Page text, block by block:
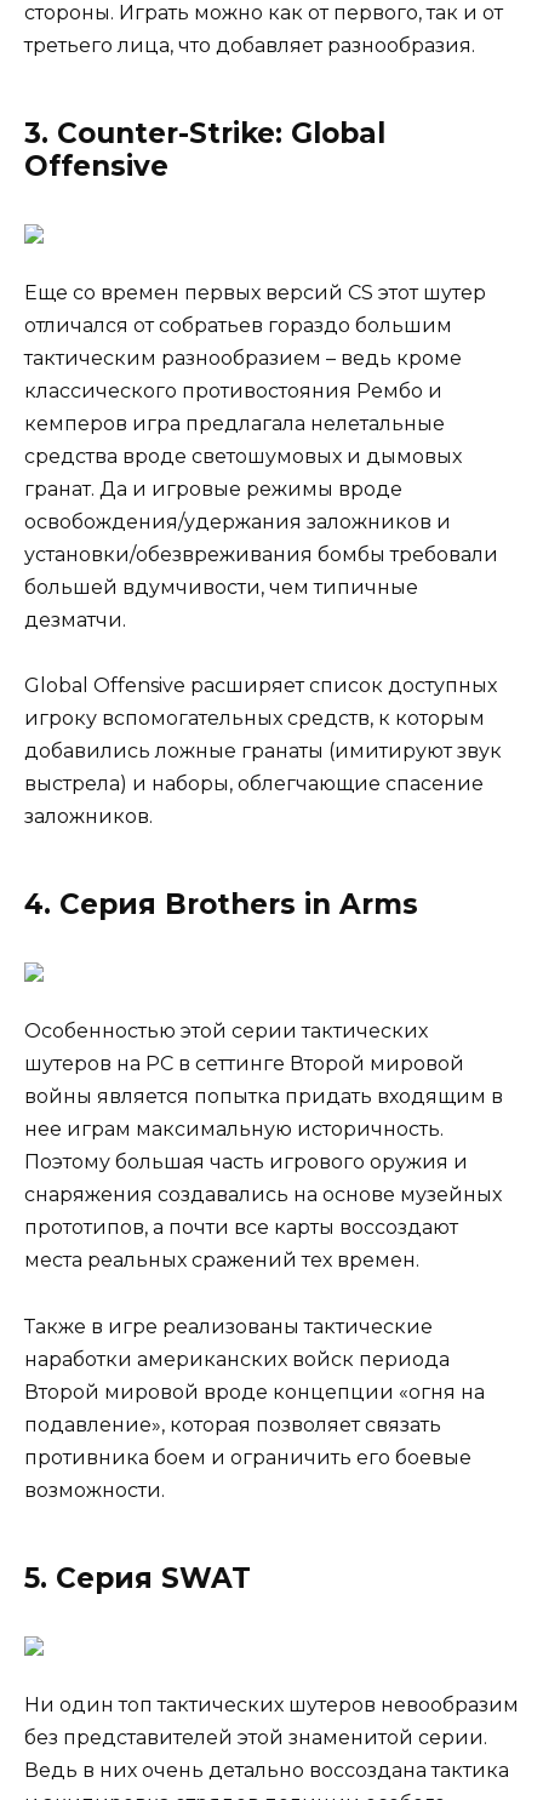
стороны. Играть можно как от первого, так и от
третьего лица, что добавляет разнообразия.
3. Counter-Strike: Global
Offensive
Еще со времен первых версий CS этот шутер
отличался от собратьев гораздо большим
тактическим разнообразием – ведь кроме
классического противостояния Рембо и
кемперов игра предлагала нелетальные
средства вроде светошумовых и дымовых
гранат. Да и игровые режимы вроде
освобождения/удержания заложников и
установки/обезвреживания бомбы требовали
большей вдумчивости, чем типичные
дезматчи.
Global Offensive расширяет список доступных
игроку вспомогательных средств, к которым
добавились ложные гранаты (имитируют звук
выстрела) и наборы, облегчающие спасение
заложников.
4. Серия Brothers in Arms
Особенностью этой серии тактических
шутеров на PC в сеттинге Второй мировой
войны является попытка придать входящим в
нее играм максимальную историчность.
Поэтому большая часть игрового оружия и
снаряжения создавались на основе музейных
прототипов, а почти все карты воссоздают
места реальных сражений тех времен.
Также в игре реализованы тактические
наработки американских войск периода
Второй мировой вроде концепции «огня на
подавление», которая позволяет связать
противника боем и ограничить его боевые
возможности.
5. Серия SWAT
Ни один топ тактических шутеров невообразим
без представителей этой знаменитой серии.
Ведь в них очень детально воссоздана тактика